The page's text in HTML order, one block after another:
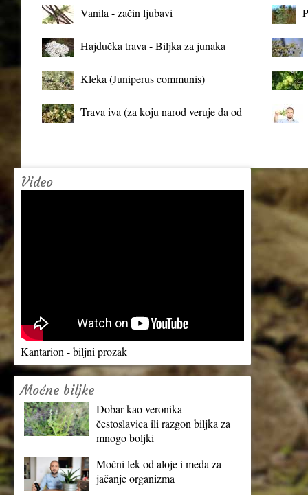
Vanila - začin ljubavi
Hajdučka trava - Biljka za junaka
Kleka (Juniperus communis)
Trava iva (za koju narod veruje da od
Video
Kantarion - biljni prozak
Moćne biljke
Dobar kao veronika –
čestoslavica ili razgon biljka za
mnogo boljki
Moćni lek od aloje i meda za
jačanje organizma